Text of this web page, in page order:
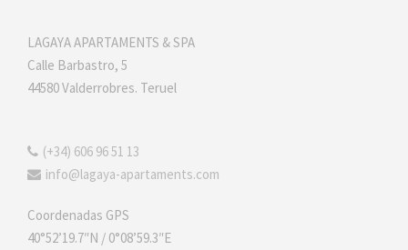
LAGAYA APARTAMENTS & SPA
Calle Barbastro, 5
44580 Valderrobres. Teruel
(+34) 606 96 51 13
info@lagaya-apartaments.com
Coordenadas GPS
40°52’19.7″N / 0°08’59.3″E